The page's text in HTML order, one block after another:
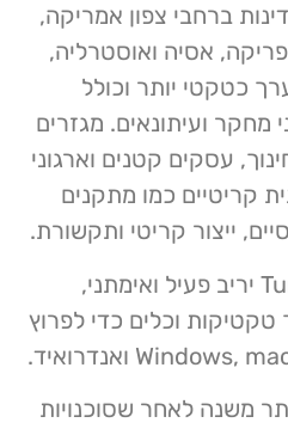
בלמעלה מ- 50 מדינות ברחבי צפון אמריקה,
אסיה ואוסטרליה,
כטקטי יותר וכולל
ועיתונאים. מגזרים
עסקים קטנים וארגוני
קריטיים כמו מתקנים
ייצור קריטי ותקשורת.
למרות נטרולה נותרה Turla יריב פעיל ואימתני,
וכלים כדי לפרוץ
משנה לאחר שסוכנויות